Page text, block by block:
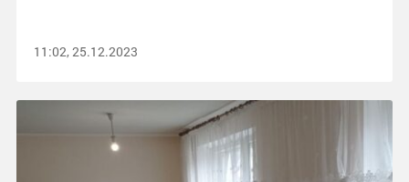
11:02, 25.12.2023